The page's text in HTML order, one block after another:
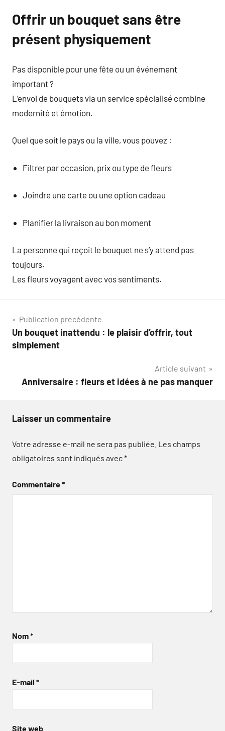
Offrir un bouquet sans être
présent physiquement
Pas disponible pour une fête ou un événement
important ?
L’envoi de bouquets via un service spécialisé combine
modernité et émotion.
Quel que soit le pays ou la ville, vous pouvez :
Filtrer par occasion, prix ou type de fleurs
Joindre une carte ou une option cadeau
Planifier la livraison au bon moment
La personne qui reçoit le bouquet ne s’y attend pas
toujours.
Les fleurs voyagent avec vos sentiments.
Navigation
de
Publication précédente
Un bouquet inattendu : le plaisir d’offrir, tout
simplement
Article suivant
Anniversaire : fleurs et idées à ne pas manquer
Laisser un commentaire
Votre adresse e-mail ne sera pas publiée. Les champs
obligatoires sont indiqués avec*
Commentaire*
Nom*
E-mail *
Site web